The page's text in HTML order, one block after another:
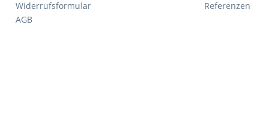
Widerrufsformular
AGB
Referenzen